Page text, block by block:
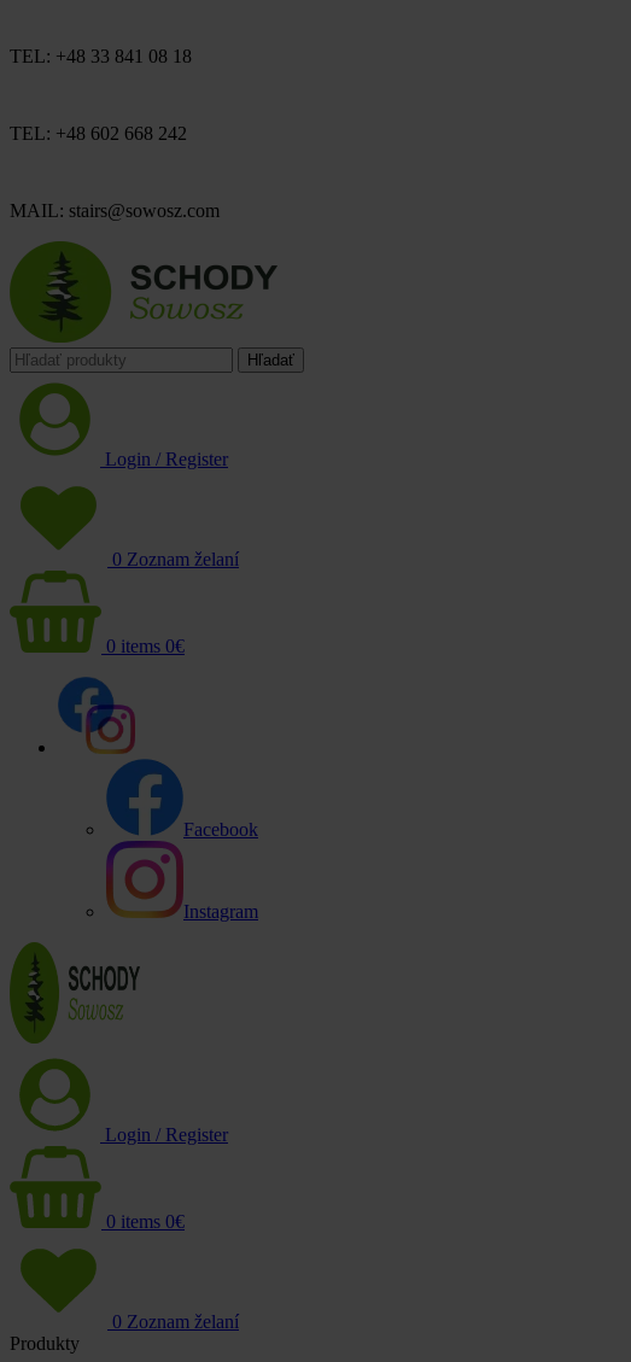
TEL: +48 33 841 08 18
TEL: +48 602 668 242
MAIL: stairs@sowosz.com
Hľadať
Login / Register
0 Zoznam želaní
0 items 0€
Facebook
Instagram
Login / Register
0 items 0€
0 Zoznam želaní
Produkty